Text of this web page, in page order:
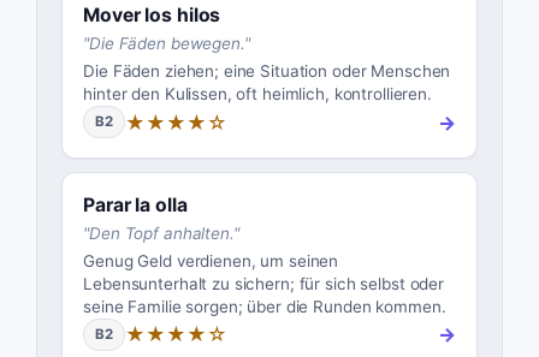
Mover los hilos
"Die Fäden bewegen."
Die Fäden ziehen; eine Situation oder Menschen
hinter den Kulissen, oft heimlich, kontrollieren.
B2 ★★★★☆ →
Parar la olla
"Den Topf anhalten."
Genug Geld verdienen, um seinen
Lebensunterhalt zu sichern; für sich selbst oder
seine Familie sorgen; über die Runden kommen.
B2 ★★★★☆ →